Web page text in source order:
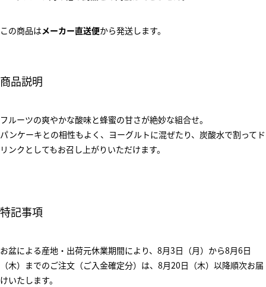
この商品はメーカー直送便から発送します。
商品説明
フルーツの爽やかな酸味と蜂蜜の甘さが絶妙な組合せ。
パンケーキとの相性もよく、ヨーグルトに混ぜたり、炭酸水で割ってド
リンクとしてもお召し上がりいただけます。
特記事項
お盆による産地・出荷元休業期間により、8月3日（月）から8月6日
（木）までのご注文（ご入金確定分）は、8月20日（木）以降順次お届
けいたします。